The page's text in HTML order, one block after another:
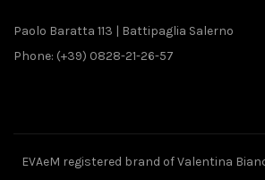
Paolo Baratta 113 | Battipaglia Salerno
Phone: (+39) 0828-21-26-57
EVAeM registered brand of Valentina